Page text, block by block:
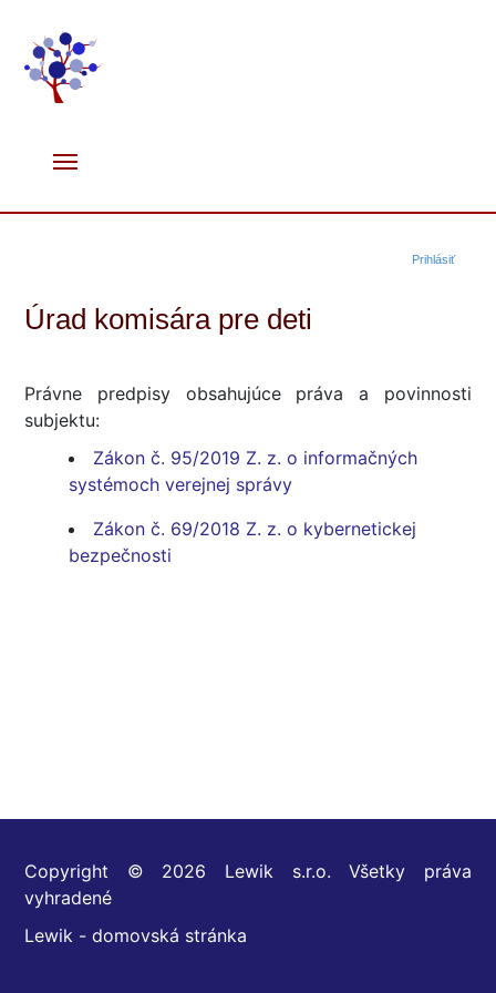
Prihlásiť
Úrad komisára pre deti
Právne predpisy obsahujúce práva a povinnosti
subjektu:
Zákon č. 95/2019 Z. z. o informačných
systémoch verejnej správy
Zákon č. 69/2018 Z. z. o kybernetickej
bezpečnosti
Copyright © 2026 Lewik s.r.o. Všetky práva
vyhradené
Lewik - domovská stránka